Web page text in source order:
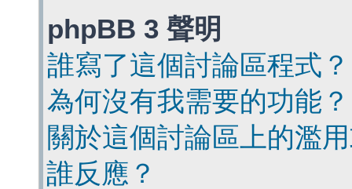
phpBB 3 聲明
誰寫了這個討論區程式？
為何沒有我需要的功能？
關於這個討論區上的濫
誰反應？